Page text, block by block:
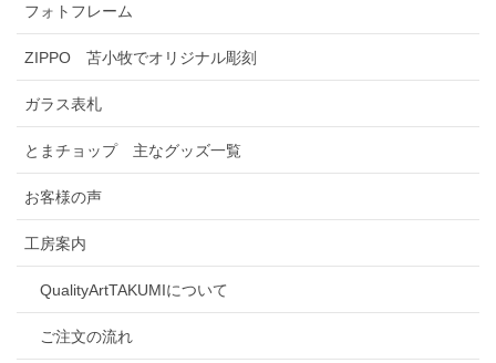
フォトフレーム
ZIPPO 苫小牧でオリジナル彫刻
ガラス表札
とまチョップ 主なグッズ一覧
お客様の声
工房案内
QualityArtTAKUMIについて
ご注文の流れ